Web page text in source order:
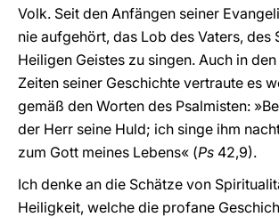
Volk. Seit den Anfängen seiner
nie aufgehört, das Lob des Vaters, des
Heiligen Geistes zu singen. Auch in
Zeiten seiner Geschichte vertraute es
gemäß den Worten des Psalmisten:
der Herr seine Huld; ich singe ihm
zum Gott meines Lebens« (Ps 42,9).
Ich denke an die Schätze von
Heiligkeit, welche die profane